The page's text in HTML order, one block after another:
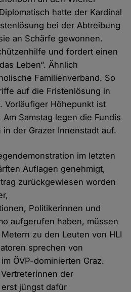
hatte der Kardinal
bei der Abtreibung
an Schärfe gewonnen.
und fordert einen
Leben“. Ähnlich
Familienverband. So
auf die Fristenlösung in
Vorläufiger Höhepunkt ist
Samstag legen die Fundis
der Grazer Innenstadt auf.
im letzten
Auflagen genehmigt,
zurückgewiesen worden
Politikerinnen und
aufgerufen haben, müssen
zu den Leuten von HLI
sprechen von
ÖVP-dominierten Graz.
der
jüngst dafür